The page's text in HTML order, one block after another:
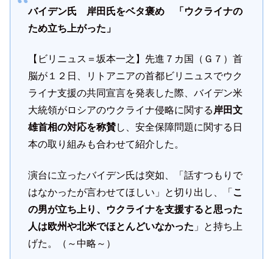
バイデン氏 岸田氏をベタ褒め 「ウクライナの
ため立ち上がった」
【ビリニュス＝坂本一之】先進７カ国（Ｇ７）首
脳が１２日、リトアニアの首都ビリニュスでウク
ライナ支援の共同宣言を発表した際、バイデン米
大統領がロシアのウクライナ侵略に関する 岸田文
雄首相の対応を称賛し、安全保障問題に関する日
本の取り組みも合わせて紹介した。
演台に立ったバイデン氏は突如、「話すつもりで
はなかったが言わせてほしい」と切り出し、「 こ
の男が立ち上り、ウクライナを支援すると思った
人は欧州や北米でほとんどいなかった 」と持ち上
げた。（～中略～）